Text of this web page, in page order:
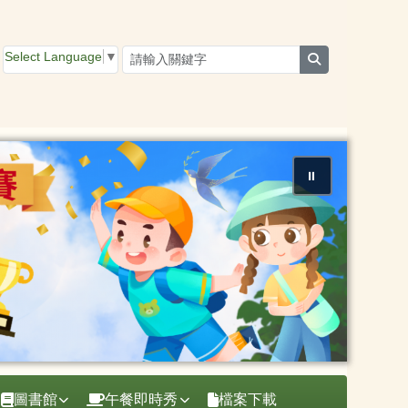
Select Language ▼
⏸
圖書館 午餐即時秀 檔案下載